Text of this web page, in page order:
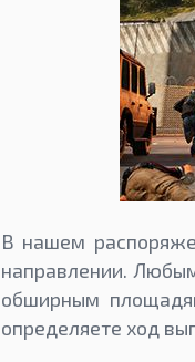
В нашем
направлении.
обширным
определяете ход